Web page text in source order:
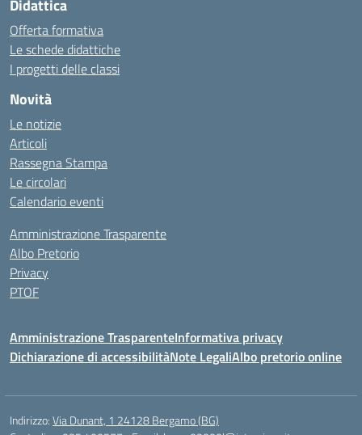
Didattica
Offerta formativa
Le schede didattiche
I progetti delle classi
Novità
Le notizie
Articoli
Rassegna Stampa
Le circolari
Calendario eventi
Amministrazione Trasparente
Albo Pretorio
Privacy
PTOF
Amministrazione TrasparenteInformativa privacy
Dichiarazione di accessibilitàNote LegaliAlbo pretorio online
Indirizzo:Via Dunant, 1 24128 Bergamo (BG)